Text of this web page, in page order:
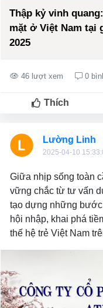
Thập kỷ vinh
mặt ở Việt Nam tại
2025
46 lượt xem 0
Thích
Lường Linh
2025-04-10
Giữa nhịp sống toàn
vững chắc từ tư vấn
tạo dựng những
hội nhập, khai phá
thế hệ trẻ Việt Nam